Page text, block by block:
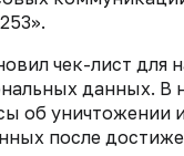
чек-лист для
данных. В
об уничтожении
после